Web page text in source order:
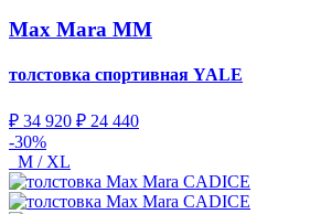
Max Mara MM
толстовка спортивная YALE
₽ 34 920 ₽ 24 440
-30%
M / XL